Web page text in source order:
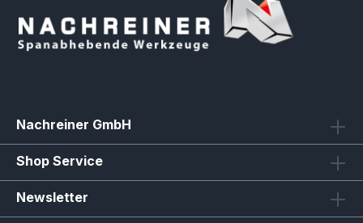
Nachreiner GmbH
Shop Service
Newsletter